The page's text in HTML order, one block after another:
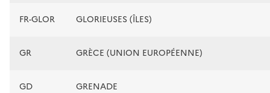
FR-GLOR GLORIEUSES (ÎLES)
GR GRÈCE (UNION EUROPÉENNE)
GD GRENADE